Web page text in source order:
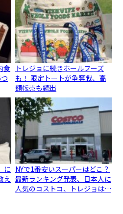
食
トレジョに続きホールフーズ
も！ 限定トートが争奪戦、高
額転売も続出
に
え
NYで1番安いスーパーはどこ？
最新ランキング発表、日本人に
人気のコストコ、トレジョは…